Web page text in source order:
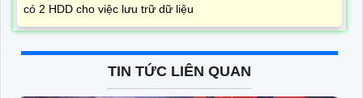
có 2 HDD cho việc lưu trữ dữ liệu
TIN TỨC LIÊN QUAN